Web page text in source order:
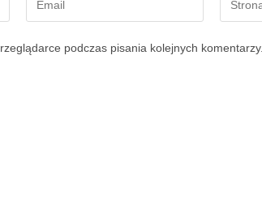
podczas pisania kolejnych komentarzy.